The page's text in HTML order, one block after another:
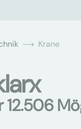
Krane
12.506